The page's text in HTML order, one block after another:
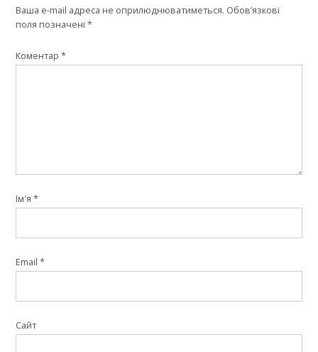
Ваша e-mail адреса не оприлюднюватиметься. Обов’язкові
поля позначені*
Коментар*
Ім'я*
Email*
Сайт